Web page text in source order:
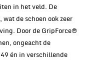
in het veld. De
de schoen ook zeer
Door de GripForce®
ongeacht de
én in verschillende